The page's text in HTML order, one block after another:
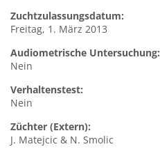
Zuchtzulassungsdatum:
Freitag, 1. März 2013
Audiometrische Untersuchung:
Nein
Verhaltenstest:
Nein
Züchter (Extern):
J. Matejcic & N. Smolic